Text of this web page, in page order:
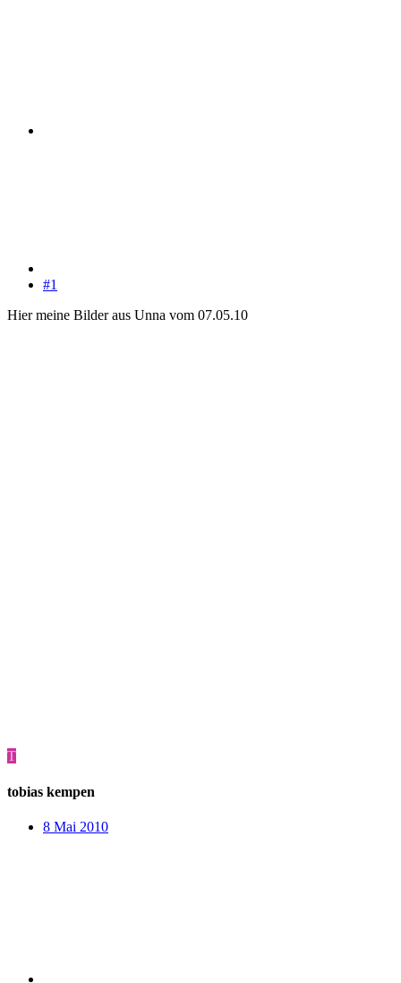
#1
Hier meine Bilder aus Unna vom 07.05.10
T
tobias kempen
8 Mai 2010